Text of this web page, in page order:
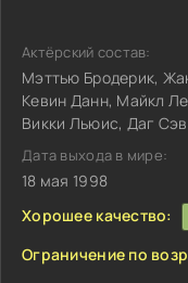
Актёрский состав:
Мэттью Бродерик,
Кевин Данн, Майкл
Викки Льюис, Даг
Дата выхода в мире:
18 мая 1998
Хорошее качество:
Ограничение по